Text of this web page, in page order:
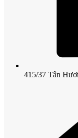
415/37 Tân